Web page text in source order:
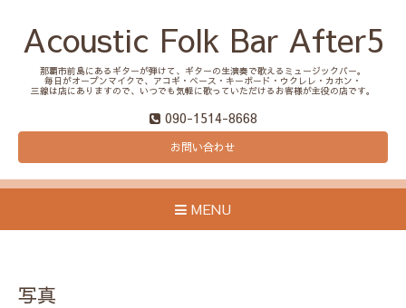
Acoustic Folk Bar After5
那覇市前島にあるギターが弾けて、ギターの生演奏で歌えるミュージックバー。
毎日がオープンマイクで、アコギ・ベース・キーボード・ウクレレ・カホン・
三線は店にありますので、いつでも気軽に歌っていただけるお客様が主役の店です。
090-1514-8668
お問い合わせ
MENU
写真